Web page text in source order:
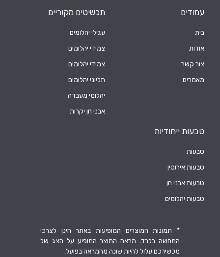
עמודים
בית
אודות
צור קשר
מאמרים
תכשיטים מקוריים
עגילי יהלומים
צמידי יהלומים
צמידי יהלומים
תליוני יהלומים
יהלומי מעבדה
אבני חן יקרות
טבעות ייחודיות
טבעות
טבעות אירוסין
טבעות אבני חן
טבעות יהלומים
* תמונות המוצרים המופיעות באתר הינן לצרכי
המחשה בלבד. מראה המוצר המופיע על הצג של
מכשירכם עלול להיות שונה מהמראה בפועל.